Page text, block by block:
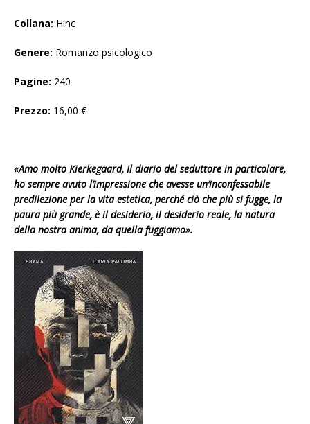
Collana: Hinc
Genere: Romanzo psicologico
Pagine: 240
Prezzo: 16,00 €
«Amo molto Kierkegaard, Il diario del seduttore in particolare,
ho sempre avuto l’impressione che avesse un’inconfessabile
predilezione per la vita estetica, perché ciò che più si fugge, la
paura più grande, è il desiderio, il desiderio reale, la natura
della nostra anima, da quella fuggiamo».